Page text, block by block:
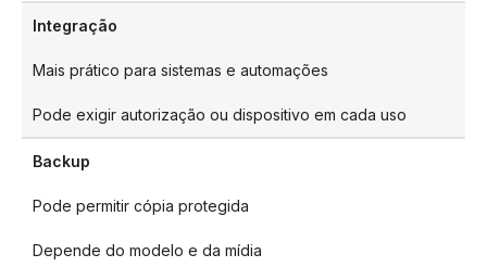
Integração
Mais prático para sistemas e automações
Pode exigir autorização ou dispositivo em cada uso
Backup
Pode permitir cópia protegida
Depende do modelo e da mídia